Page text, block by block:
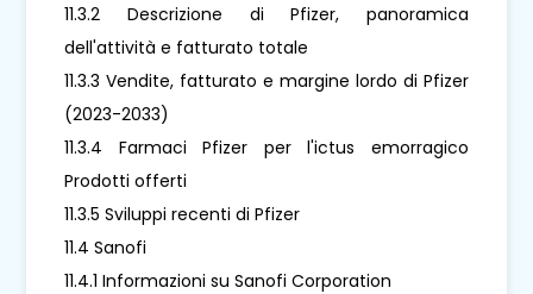
11.3.2 Descrizione di Pfizer, panoramica
dell'attività e fatturato totale
11.3.3 Vendite, fatturato e margine lordo di Pfizer
(2023-2033)
11.3.4 Farmaci Pfizer per l'ictus emorragico
Prodotti offerti
11.3.5 Sviluppi recenti di Pfizer
11.4 Sanofi
11.4.1 Informazioni su Sanofi Corporation